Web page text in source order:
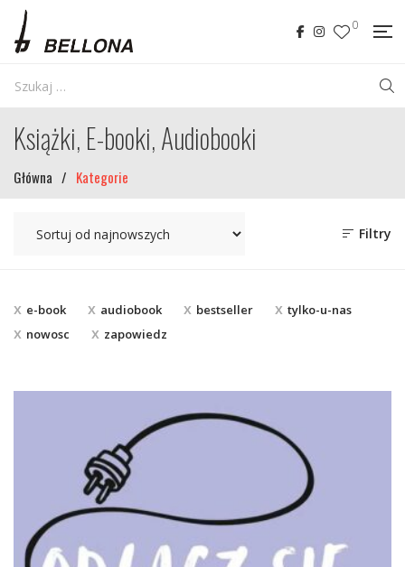
0
Książki, E-booki, Audiobooki
Główna / Kategorie
Filtry
e-book audiobook bestseller
tylko-u-nas
nowosc
zapowiedz